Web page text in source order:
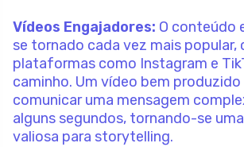
Vídeos Engajadores: O conteúdo
se tornado cada vez mais popular,
plataformas como Instagram e
caminho. Um vídeo bem
comunicar uma mensagem
alguns segundos, tornando-se
valiosa para storytelling.